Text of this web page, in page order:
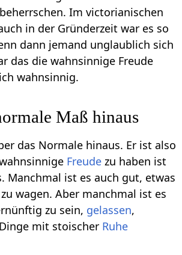
Im victorianischen
in der Gründerzeit war es so
dann jemand unglaublich sich
das die wahnsinnige Freude
wahnsinnig.
Maß hinaus
das Normale hinaus. Er ist also
Freude zu haben ist
Manchmal ist es auch gut, etwas
wagen. Aber manchmal ist es
zu sein, gelassen,
mit stoischer Ruhe